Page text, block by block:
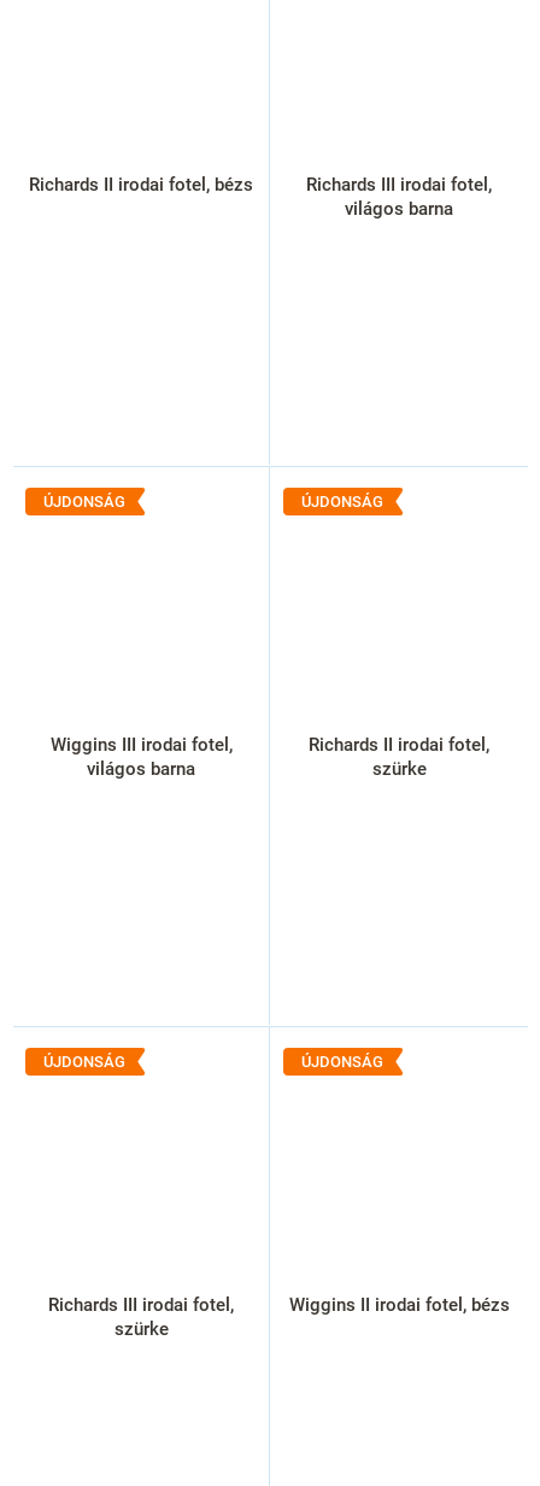
Richards II irodai fotel, bézs
Richards III irodai fotel,
világos barna
ÚJDONSÁG
Wiggins III irodai fotel,
világos barna
ÚJDONSÁG
Richards II irodai fotel,
szürke
ÚJDONSÁG
Richards III irodai fotel,
szürke
ÚJDONSÁG
Wiggins II irodai fotel, bézs